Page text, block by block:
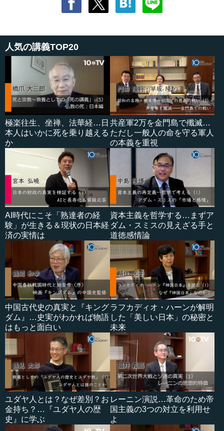
人気の講義TOP20
極楽往生、坐禅、法華経…日
本人はいかに死を乗り越える
か
共産軍2万を金門島で殲滅…
ただし一般人の命を守る軍人
の本義を重視
AI時代にこそ「熟達者の経
験」が生きる＆現状の日本経
済の実情は
資本主義を哲学する…まずア
ダム・スミスの見えざる手と
道徳感情論
中国古代史の真実と『キング
ダム』…史実がわかれば物語
はもっと面白い
ラフカディオ・ハーンが解明
した「美しい日本」の秘密と
未来
ユダヤ人とは？なぜ差別？お
金持ち？…『ユダヤ人の歴
史』に学ぶ
レーニン演説…革命のため帝
国主義の3つの対立を利用せ
よ